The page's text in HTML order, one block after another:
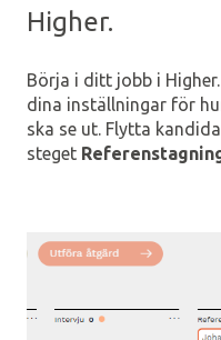
Higher.
Börja i ditt jobb i
dina inställningar för
ska se ut. Flytta
steget